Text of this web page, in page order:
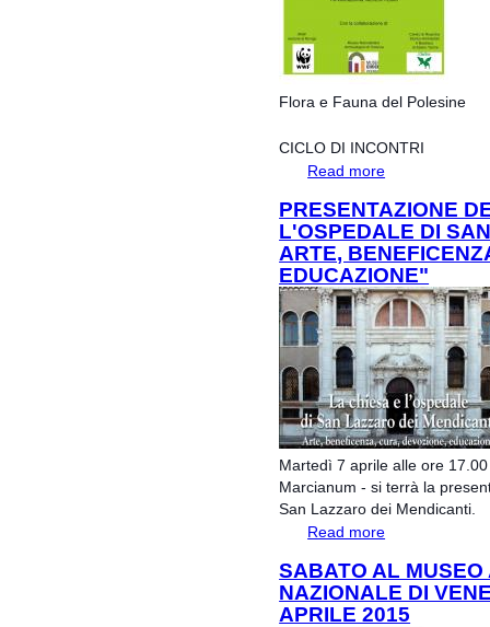
Flora e Fauna del Polesine
CICLO DI INCONTRI
Read more
PRESENTAZIONE
L'OSPEDALE DI
ARTE,
EDUCAZIONE"
Martedì 7 aprile alle ore
Marcianum - si terrà la
San Lazzaro dei Mendicanti.
Read more
educazione"
SABATO AL
NAZIONALE DI
APRILE 2015